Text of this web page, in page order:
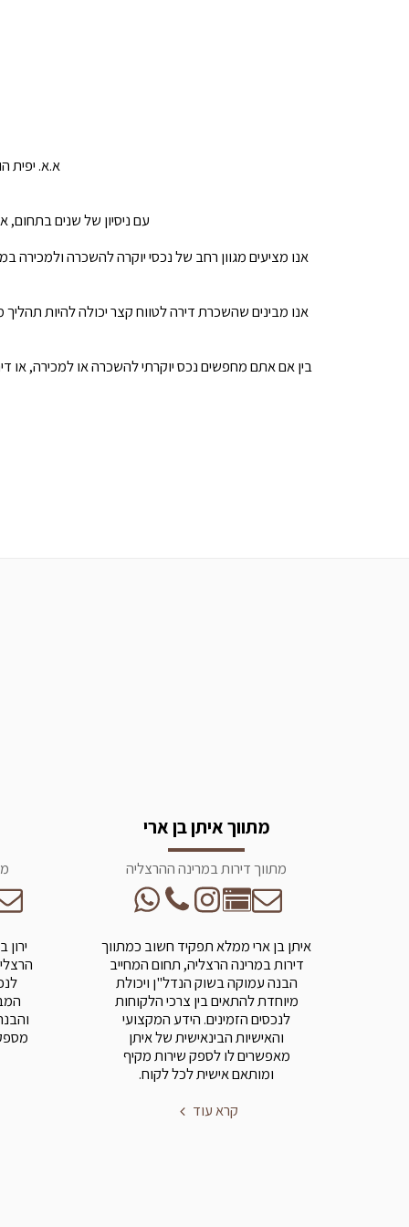
א.א. יפית
עם ניסיון של שנים
אנו מציעים מגוון רחב של נכסי יוקרה להשכרה ולמכירה
אנו מבינים שהשכרת דירה לטווח קצר יכולה להיות
בין אם אתם מחפשים נכס יוקרתי להשכרה או למכירה, או
מתווך איתן בן ארי
מתווך דירות במרינה ההרצליה
איתן בן ארי ממלא תפקיד חשוב כמתווך
דירות במרינה הרצליה, תחום המחייב
הבנה עמוקה בשוק הנדל"ן ויכולת
מיוחדת להתאים בין צרכי הלקוחות
לנכסים הזמינים. הידע המקצועי
והאישיות הבינאישית של איתן
מאפשרים לו לספק שירות מקיף
ומותאם אישית לכל לקוח.
קרא עוד